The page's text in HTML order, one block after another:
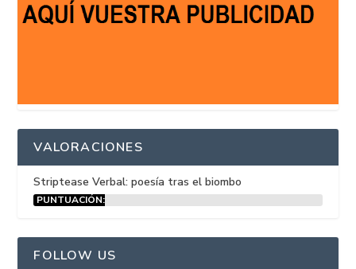
VALORACIONES
Striptease Verbal: poesía tras el biombo
PUNTUACIÓN:
FOLLOW US